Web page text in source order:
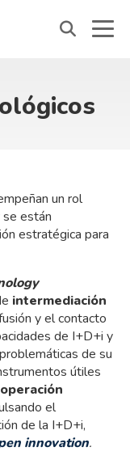
un rol
se están
estratégica para
intermediación
y el contacto
de I+D+i y
de su
útiles
el
de la I+D+i,
innovation.